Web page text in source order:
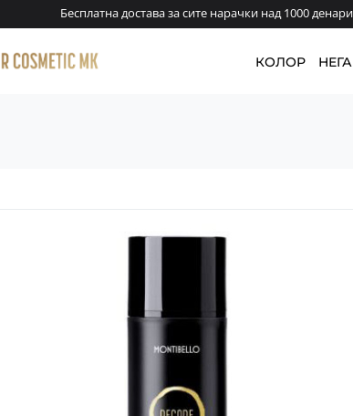
Бесплатна достава за сите нарачки над 1000 денари!
КОЛОР НЕГА